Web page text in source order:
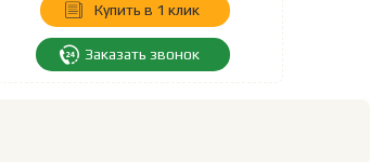
Купить в 1 клик
Заказать звонок